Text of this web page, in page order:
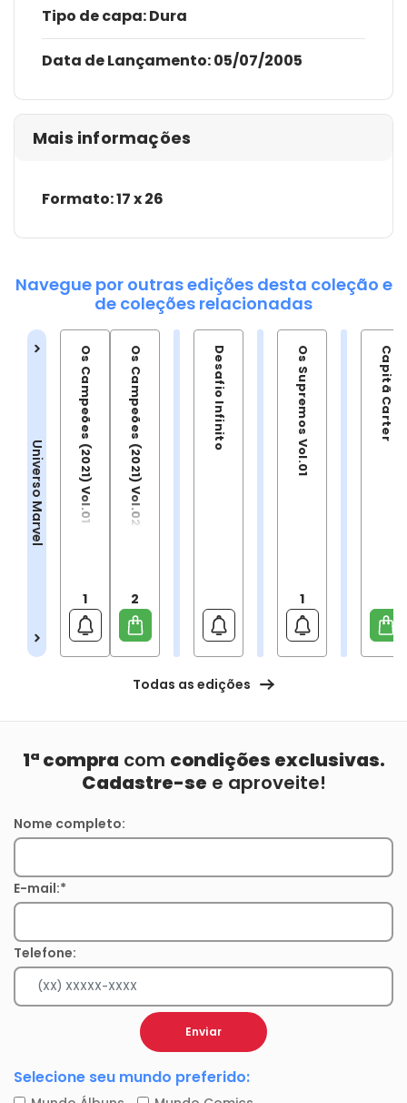
Tipo de capa:Dura
Data de Lançamento:05/07/2005
Mais informações
Formato: 17 x 26
Navegue por outras edições desta coleção e
de coleções relacionadas
Universo Marvel Os Campeões (2021) Vol.01
1
Os Campeões (2021) Vol.02
2
Desafio Infinito Os Supremos Vol.01
1
Capitã Carter
Todas as edições